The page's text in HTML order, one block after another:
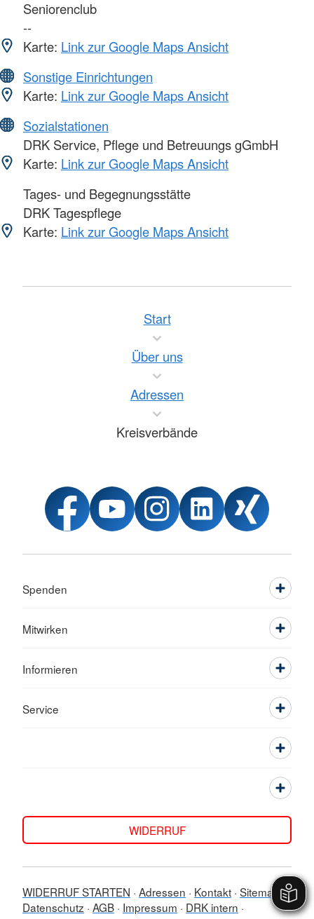
Seniorenclub
--
Karte: Link zur Google Maps Ansicht
Sonstige Einrichtungen
Karte: Link zur Google Maps Ansicht
Sozialstationen
DRK Service, Pflege und Betreuungs gGmbH
Karte: Link zur Google Maps Ansicht
Tages- und Begegnungsstätte
DRK Tagespflege
Karte: Link zur Google Maps Ansicht
Start
Über uns
Adressen
Kreisverbände
Spenden
Mitwirken
Informieren
Service
WIDERRUF
WIDERRUF STARTEN Adressen Kontakt Sitemap
Datenschutz AGB Impressum
DRK intern